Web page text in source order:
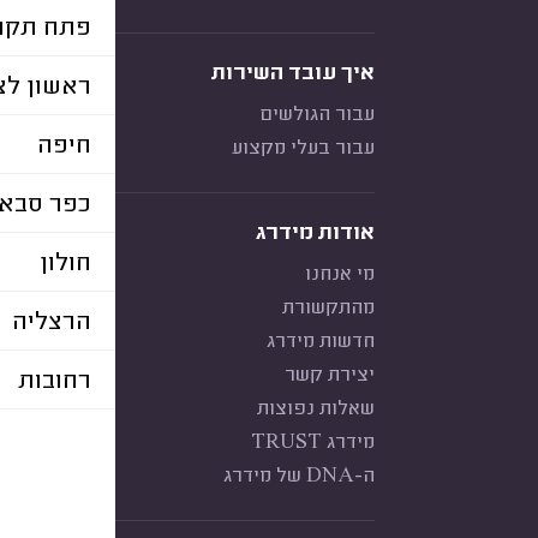
איך עובד השירות
עבור הגולשים
עבור בעלי מקצוע
אודות מידרג
מי אנחנו
מהתקשורת
חדשות מידרג
יצירת קשר
שאלות נפוצות
מידרג TRUST
ה-DNA של מידרג
פתח
ראשון
חיפה
כפר
חולון
הרצליה
רחובות